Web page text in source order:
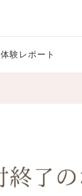
体験レポート